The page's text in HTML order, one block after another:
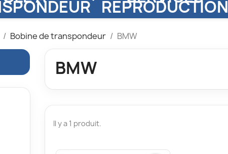
REPRODUCTION
Bobine de transpondeur BMW
BMW
Il y a 1 produit.